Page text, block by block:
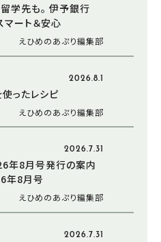
学先も。 伊予銀行
ート＆安心
えひめのあぷり編集部
2026.8.1
使ったレシピ
えひめのあぷり編集部
2026.7.31
年8月号発行の案内
年8月号
えひめのあぷり編集部
2026.7.31